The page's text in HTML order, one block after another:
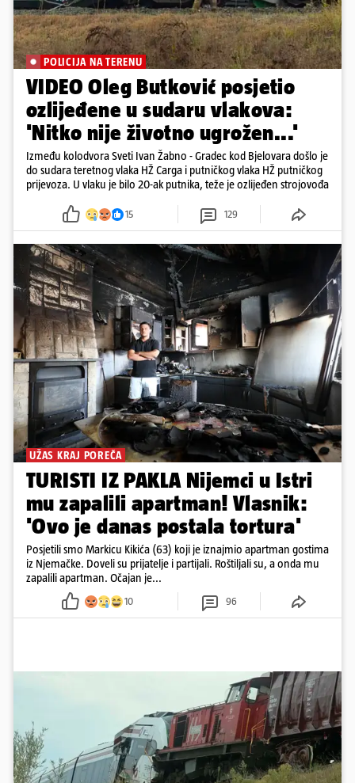
POLICIJA NA TERENU
VIDEO Oleg Butković posjetio
ozlijeđene u sudaru vlakova:
'Nitko nije životno ugrožen...'
Između kolodvora Sveti Ivan Žabno - Gradec kod Bjelovara došlo je
do sudara teretnog vlaka HŽ Carga i putničkog vlaka HŽ putničkog
prijevoza. U vlaku je bilo 20-ak putnika, teže je ozlijeđen strojovođa
15 129
UŽAS KRAJ POREČA
TURISTI IZ PAKLA Nijemci u Istri
mu zapalili apartman! Vlasnik:
'Ovo je danas postala tortura'
Posjetili smo Markicu Kikića (63) koji je iznajmio apartman gostima
iz Njemačke. Doveli su prijatelje i partijali. Roštiljali su, a onda mu
zapalili apartman. Očajan je...
10 96